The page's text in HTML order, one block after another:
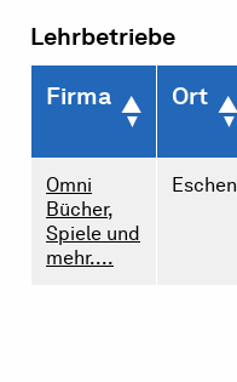
Lehrbetriebe
Firma Ort
Omni
Bücher,
Spiele und
mehr....
Eschen